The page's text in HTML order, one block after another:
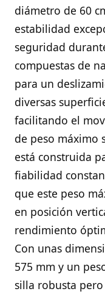
diámetro de 60
estabilidad
seguridad
compuestas de
para un
diversas
facilitando el
de peso máximo
está construida
fiabilidad
que este peso
en posición
rendimiento
Con unas
575 mm y un
silla robusta